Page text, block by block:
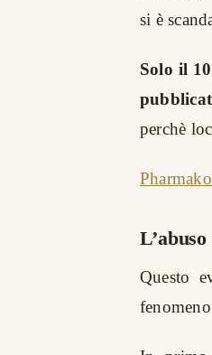
si è
Solo il
perchè
Questo